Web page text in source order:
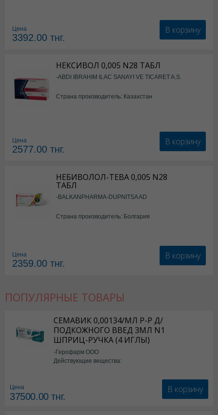
Цена
3392.00 тнг.
В корзину
НЕКСИВОЛ 0,005 N28 ТАБЛ
-ABDI IBRAHIM ILAC SANAYI VE TICARET A.S.
Страна производитель: Казахстан
Цена
2577.00 тнг.
В корзину
НЕБИВОЛОЛ-ТЕВА 0,005 N28
ТАБЛ
-BALKANPHARMA-DUPNITSA AD
Страна производитель: Болгария
Цена
2359.00 тнг.
В корзину
ПОПУЛЯРНЫЕ ТОВАРЫ
СЕМАВИК 0,00134/МЛ Р-Р Д/
ПОДКОЖНОГО ВВЕД 3МЛ N1
ШПРИЦ-РУЧКА (4 ИГЛЫ)
-Герофарм ООО
Действующие вещества:
Цена
37500.00тнг.
В корзину